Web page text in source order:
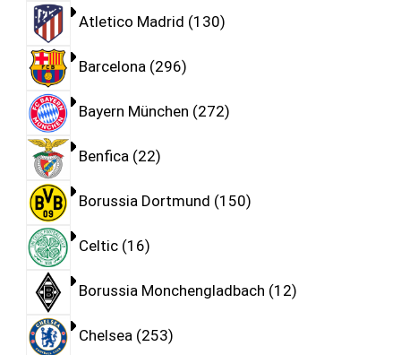
Atletico Madrid 130
Barcelona 296
Bayern München 272
Benfica 22
Borussia Dortmund 150
Celtic 16
Borussia Monchengladbach 12
Chelsea 253